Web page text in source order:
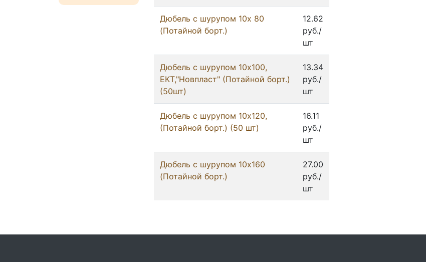
Дюбель с шурупом 10х 80
(Потайной борт.)
12.62
руб./
шт
Дюбель с шурупом 10х100,
ЕКТ,"Новпласт" (Потайной борт.)
(50шт)
13.34
руб./
шт
Дюбель с шурупом 10х120,
(Потайной борт.) (50 шт)
16.11
руб./
шт
Дюбель с шурупом 10х160
(Потайной борт.)
27.00
руб./
шт